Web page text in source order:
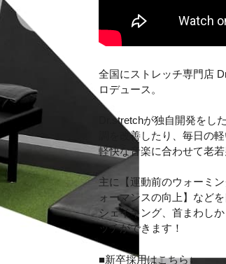
全国にストレッチ専門店
ロデュース。
Dr.stretchが独自開発をし
調を改善したり、毎日の
軽快な音楽に合わせて老
主に【運動前のウォーミ
ォーマンスの向上】など
シェイキング、首まわし
ッチができます！
■新卒採用はこちら↓